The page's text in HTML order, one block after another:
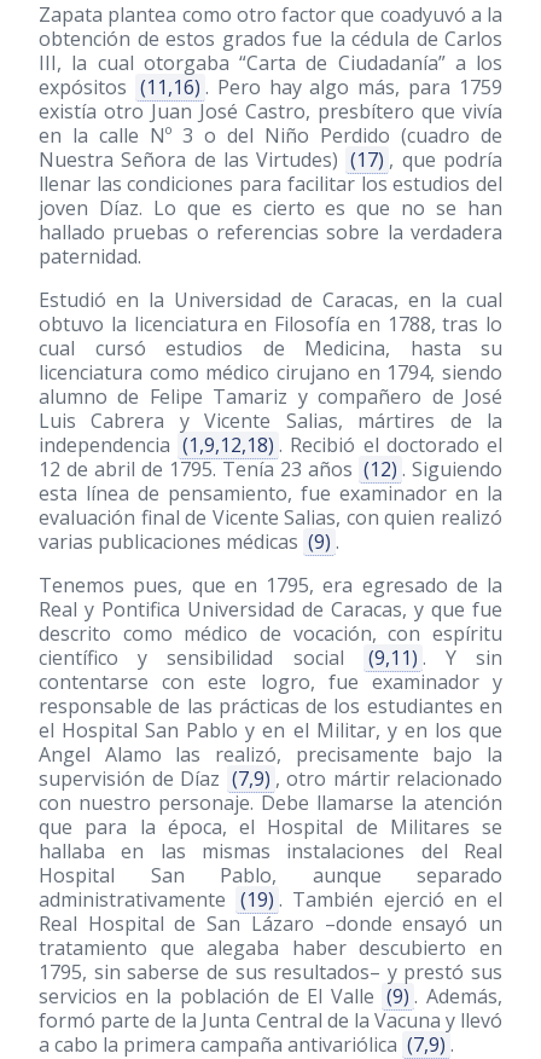
Zapata plantea como otro factor que coadyuvó a la
obtención de estos grados fue la cédula de Carlos
III, la cual otorgaba “Carta de Ciudadanía” a los
expósitos (11,16) . Pero hay algo más, para 1759
existía otro Juan José Castro, presbítero que vivía
en la calle Nº 3 o del Niño Perdido (cuadro de
Nuestra Señora de las Virtudes) (17) , que podría
llenar las condiciones para facilitar los estudios del
joven Díaz. Lo que es cierto es que no se han
hallado pruebas o referencias sobre la verdadera
paternidad.
Estudió en la Universidad de Caracas, en la cual
obtuvo la licenciatura en Filosofía en 1788, tras lo
cual cursó estudios de Medicina, hasta su
licenciatura como médico cirujano en 1794, siendo
alumno de Felipe Tamariz y compañero de José
Luis Cabrera y Vicente Salias, mártires de la
independencia (1,9,12,18) . Recibió el doctorado el
12 de abril de 1795. Tenía 23 años (12) . Siguiendo
esta línea de pensamiento, fue examinador en la
evaluación final de Vicente Salias, con quien realizó
varias publicaciones médicas (9) .
Tenemos pues, que en 1795, era egresado de la
Real y Pontifica Universidad de Caracas, y que fue
descrito como médico de vocación, con espíritu
científico y sensibilidad social
(9,11) . Y sin
contentarse con este logro, fue examinador y
responsable de las prácticas de los estudiantes en
el Hospital San Pablo y en el Militar, y en los que
Angel Alamo las realizó, precisamente bajo la
supervisión de Díaz (7,9) , otro mártir relacionado
con nuestro personaje. Debe llamarse la atención
que para la época, el Hospital de Militares se
hallaba en las mismas instalaciones del Real
Hospital San Pablo, aunque separado
administrativamente
(19) . También ejerció en el
Real Hospital de San Lázaro –donde ensayó un
tratamiento que alegaba haber descubierto en
1795, sin saberse de sus resultados– y prestó sus
servicios en la población de El Valle (9) . Además,
formó parte de la Junta Central de la Vacuna y llevó
a cabo la primera campaña antivariólica (7,9) .